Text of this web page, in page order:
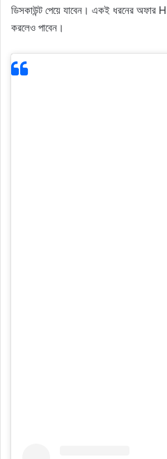
ডিসকাউন্ট পেয়ে যাবেন। একই ধরনের অফার
করলেও পাবেন।